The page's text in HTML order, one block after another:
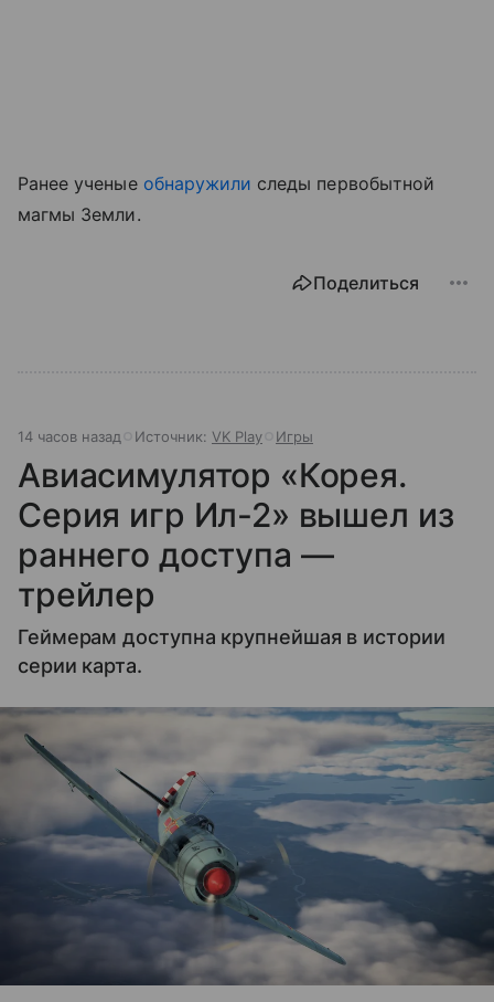
Ранее ученые обнаружили следы первобытной
магмы Земли.
Поделиться
14 часов назад Источник: VK Play Игры
Авиасимулятор «Корея.
Серия игр Ил-2» вышел из
раннего доступа —
трейлер
Геймерам доступна крупнейшая в истории
серии карта.